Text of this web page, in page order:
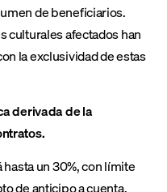
de beneficiarios.
culturales afectados han
la exclusividad de estas
derivada de la
un 30%, con límite
de anticipo a cuenta.